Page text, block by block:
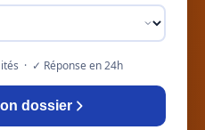
· ✓ Réponse en 24h
dossier